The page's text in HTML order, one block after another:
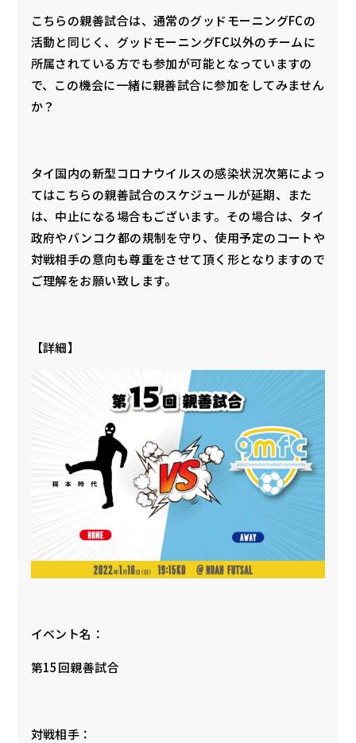
こちらの親善試合は、通常のグッドモーニングFCの
活動と同じく、グッドモーニングFC以外のチームに
所属されている方でも参加が可能となっていますの
で、この機会に一緒に親善試合に参加をしてみません
か？
タイ国内の新型コロナウイルスの感染状況次第によっ
てはこちらの親善試合のスケジュールが延期、また
は、中止になる場合もございます。その場合は、タイ
政府やバンコク都の規制を守り、使用予定のコートや
対戦相手の意向も尊重をさせて頂く形となりますので
ご理解をお願い致します。
【詳細】
イベント名：
第15回親善試合
対戦相手：